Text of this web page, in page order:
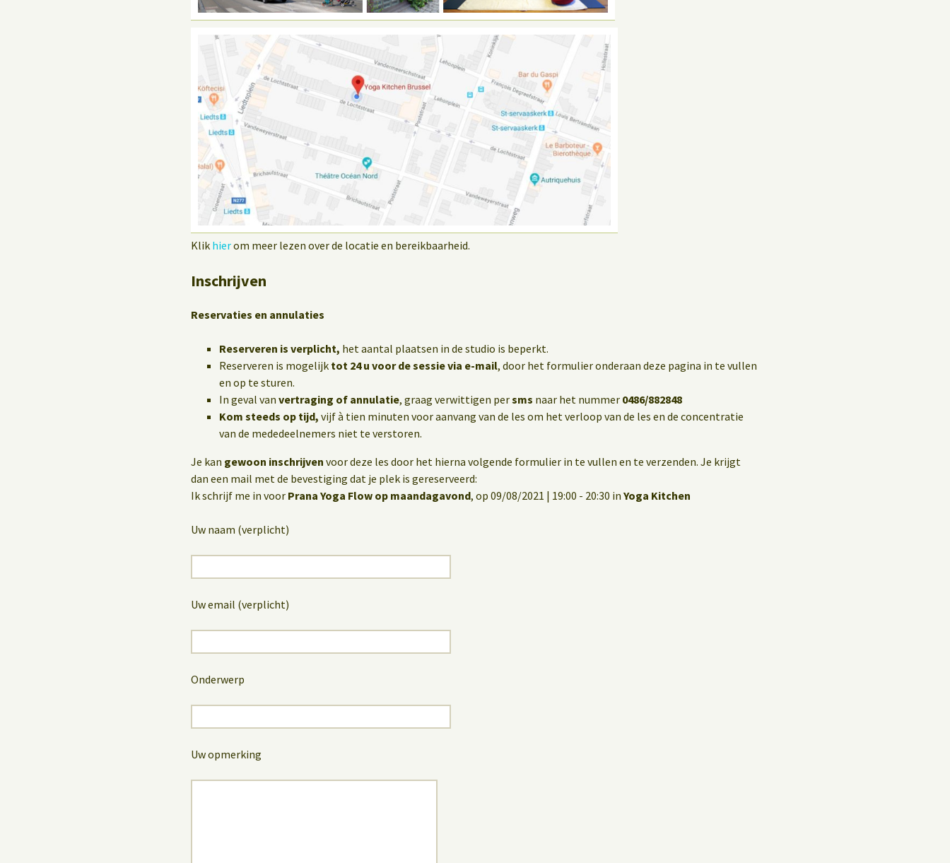
Klik hierom meer lezen over de locatie en bereikbaarheid.
Inschrijven
Reservaties en annulaties
Reserveren is verplicht, het aantal plaatsen in de studio is beperkt.
Reserveren is mogelijk tot 24 u voor de sessie via e-mail, door het formulier onderaan deze pagina in te vullen
en op te sturen.
In geval van vertraging of annulatie, graag verwittigen persms naar het nummer 0486/882848
Kom steeds op tijd, vijf à tien minuten voor aanvang van de les om het verloop van de les en de concentratie
van de mededeelnemers niet te verstoren.
Je kan gewoon inschrijven voor deze les door het hierna volgende formulier in te vullen en te verzenden. Je krijgt
dan een mail met de bevestiging dat je plek is gereserveerd:
Ik schrijf me in voor Prana Yoga Flow op maandagavond, op 09/08/2021 | 19:00 - 20:30 in Yoga Kitchen
Uw naam (verplicht)
Uw email (verplicht)
Onderwerp
Uw opmerking